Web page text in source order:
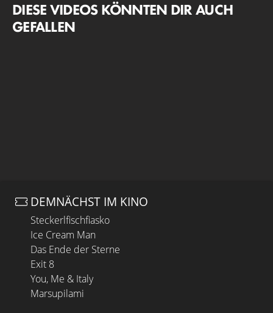
DIESE VIDEOS KÖNNTEN DIR AUCH
GEFALLEN
DEMNÄCHST IM KINO
Steckerlfischfiasko
Ice Cream Man
Das Ende der Sterne
Exit 8
You, Me & Italy
Marsupilami